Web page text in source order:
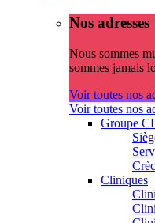
Nos adresses
Nous sommes
sommes jamais
Voir toutes nos
Voir toutes nos
Groupe
Cliniques